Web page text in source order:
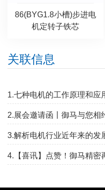
86(BYG1.8小槽)步进电
机定转子铁芯
关联信息
1.七种电机的工作原理和应
2.展会邀请函丨御马与您相
3.解析电机行业近年来的发